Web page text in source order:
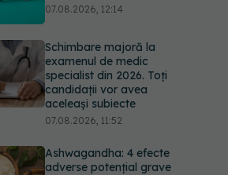
07.08.2026, 12:14
Schimbare majoră la
examenul de medic
specialist din 2026. Toți
candidații vor avea
aceleași subiecte
07.08.2026, 11:52
Ashwagandha: 4 efecte
adverse potențial grave